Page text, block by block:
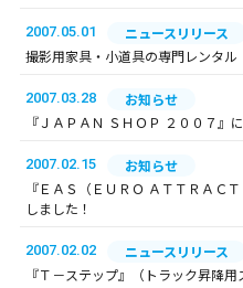
2007.05.01
ニュースリリース
撮影用家具・小道具の専門レンタ
2007.03.28
お知らせ
『ＪＡＰＡＮ ＳＨＯＰ ２００７』
2007.02.15
お知らせ
『ＥＡＳ（ＥＵＲＯ ＡＴＴＲＡＣ
しました！
2007.02.02
ニュースリリース
『Ｔ－ステップ』（トラック昇降